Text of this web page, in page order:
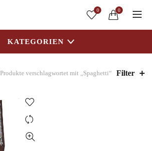
0 0
KATEGORIEN
Produkte verschlagwortet mit „Spaghetti“ Filter